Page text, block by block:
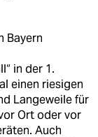
Bayern
in der 1.
einen riesigen
Langeweile für
Ort oder vor
Auch